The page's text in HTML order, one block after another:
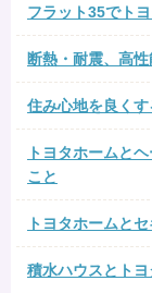
フラット35でト
断熱・耐震、高
住み心地を良く
トヨタホームと
こと
トヨタホームと
積水ハウスとト